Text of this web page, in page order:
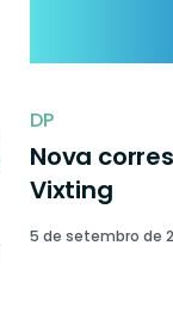
DP
Nova
Vixting
5 de setembro de